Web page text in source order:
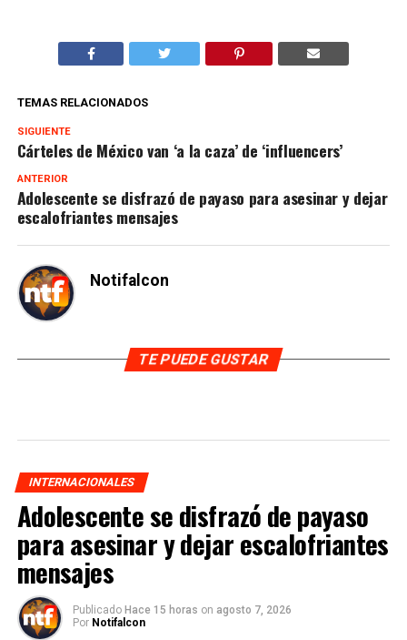
TEMAS RELACIONADOS
SIGUIENTE
Cárteles de México van ‘a la caza’ de ‘influencers’
ANTERIOR
Adolescente se disfrazó de payaso para asesinar y dejar
escalofriantes mensajes
Notifalcon
TE PUEDE GUSTAR
INTERNACIONALES
Adolescente se disfrazó de payaso
para asesinar y dejar escalofriantes
mensajes
Publicado Hace 15 horas on agosto 7, 2026
Por Notifalcon